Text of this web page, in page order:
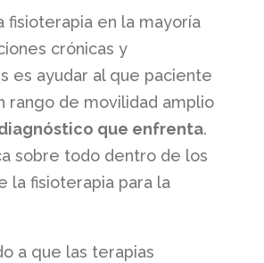
fisioterapia en la mayoría
crónicas y
es ayudar al que paciente
rango de movilidad amplio
que enfrenta.
sobre todo dentro de los
la fisioterapia para la
a que las terapias